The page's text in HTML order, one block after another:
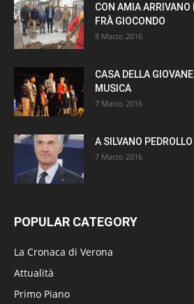
CON AMIA
FRÀ GIOCONDO
8 Marzo 2016
CASA DELLA
MUSICA
7 Marzo 2016
A SILVANO
7 Marzo 2016
POPULAR CATEGORY
La Cronaca di Verona
Attualità
Primo Piano